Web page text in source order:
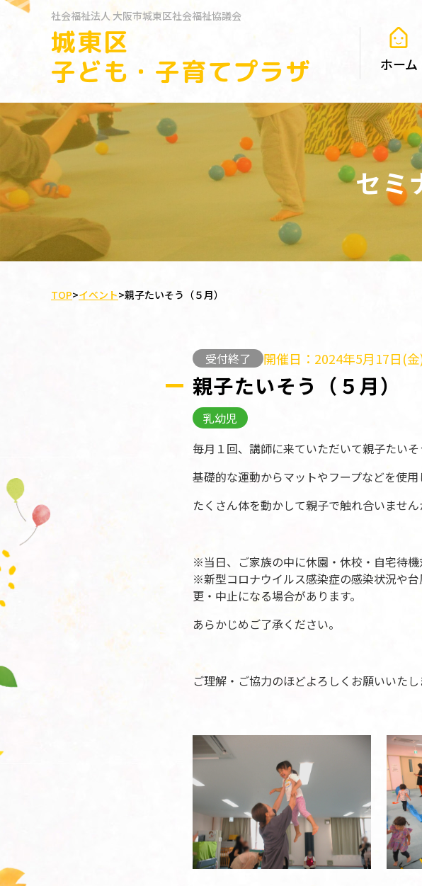
社会福祉法人大阪市城東区社会福祉協議会
城東区
子ども・子育てプラザ
ホーム
セミ
TOP>イベント>親子たいそう（５月）
受付終了 開催日：2024年5月17日(
親子たいそう（５月）
乳幼児
毎月１回、講師に来ていただいて親子たいそ
基礎的な運動からマットやフープなどを使
たくさん体を動かして親子で触れ合いません
※当日、ご家族の中に休園・休校・自宅待
※新型コロナウイルス感染症の感染状況や
更・中止になる場合があります。
あらかじめご了承ください。
ご理解・ご協力のほどよろしくお願いいたし